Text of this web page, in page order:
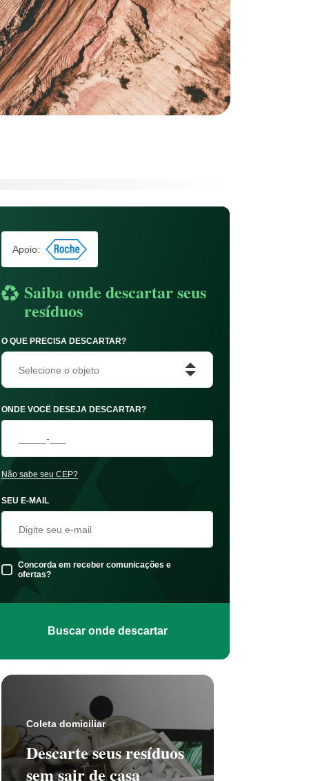
Apoio:
Saiba onde descartar seus
resíduos
O QUE PRECISA DESCARTAR?
Selecione o objeto
ONDE VOCÊ DESEJA DESCARTAR?
Não sabe seu CEP?
SEU E-MAIL
Concorda em receber comunicações e
ofertas?
Buscar onde descartar
Coleta domiciliar
Descarte seus resíduos
sem sair de casa